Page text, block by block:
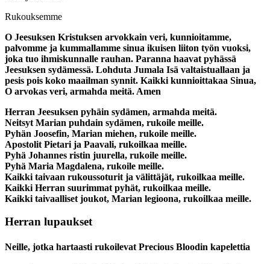
Rukouksemme
O Jeesuksen Kristuksen arvokkain veri, kunnioitamme,
palvomme ja kummallamme sinua ikuisen liiton työn vuoksi,
joka tuo ihmiskunnalle rauhan. Paranna haavat pyhässä
Jeesuksen sydämessä. Lohduta Jumala Isä valtaistuallaan ja
pesis pois koko maailman synnit. Kaikki kunnioittakaa Sinua,
O arvokas veri, armahda meitä. Amen
Herran Jeesuksen pyhäin sydämen, armahda meitä.
Neitsyt Marian puhdain sydämen, rukoile meille.
Pyhän Joosefin, Marian miehen, rukoile meille.
Apostolit Pietari ja Paavali, rukoilkaa meille.
Pyhä Johannes ristin juurella, rukoile meille.
Pyhä Maria Magdalena, rukoile meille.
Kaikki taivaan rukoussoturit ja välittäjät, rukoilkaa meille.
Kaikki Herran suurimmat pyhät, rukoilkaa meille.
Kaikki taivaalliset joukot, Marian legioona, rukoilkaa meille.
Herran lupaukset
Neille, jotka hartaasti rukoilevat Precious Bloodin kapelettia